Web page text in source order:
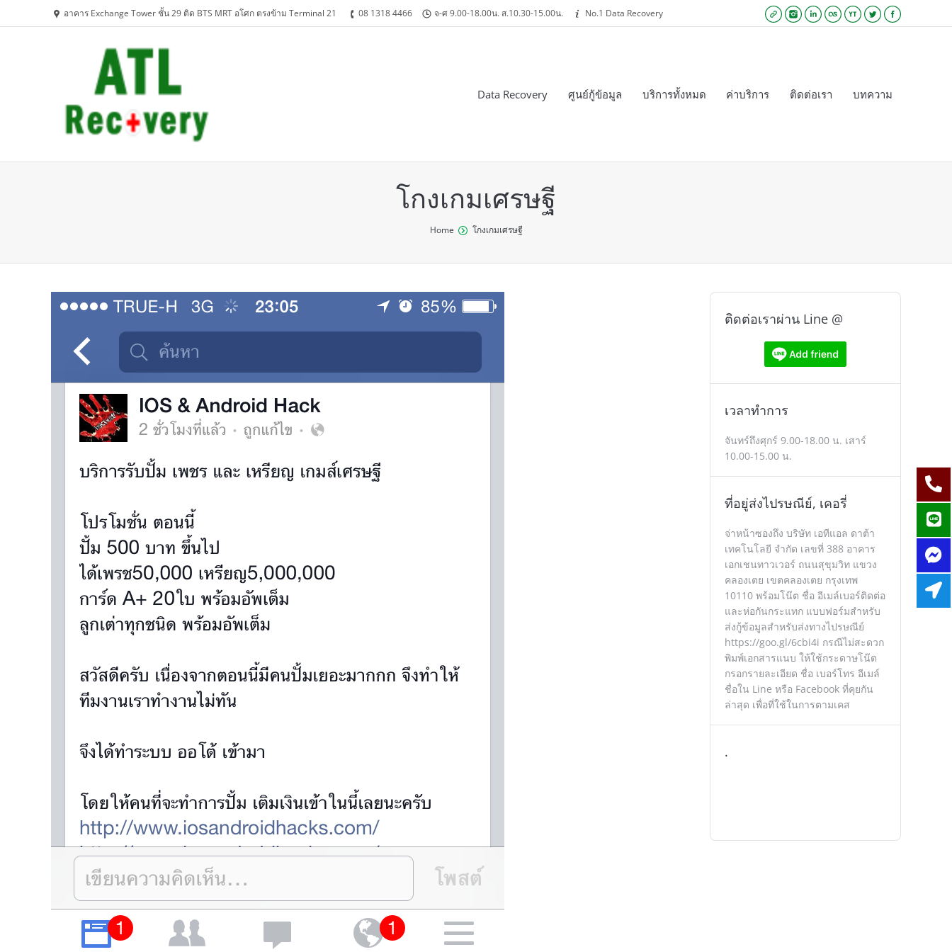
อาคาร Exchange Tower ชั้น 29 ติด BTS MRT อโศก ตรงข้าม Terminal 21 08 1318 4466 จ-ศ 9.00-18.00น. ส.10.30-15.00น. No.1 Data Recovery Twitter
YouTube
Lastfm
Linkedin
Instagram
Website
Data Recovery ศูนย์กู้ข้อมูล บริการทั้งหมด ค่าบริการ ติดต่อเรา บทความ
โกงเกมเศรษฐี
Home โกงเกมเศรษฐี
ติดต่อเราผ่าน Line @
เวลาทำการ
จันทร์ถึงศุกร์ 9.00-18.00 น. เสาร์
10.00-15.00 น.
ที่อยู่ส่งไปรษณีย์, เคอรี่
จ่าหน้าซองถึง บริษัท เอทีแอล ดาต้า
เทคโนโลยี จำกัด เลขที่ 388 อาคาร
เอกเชนทาวเวอร์ ถนนสุขุมวิท แขวง
คลองเตย เขตคลองเตย กรุงเทพ
10110 พร้อมโน๊ต ชื่อ อีเมล์เบอร์ติดต่อ
และห่อกันกระแทก แบบฟอร์มสำหรับ
ส่งกู้ข้อมูลสำหรับส่งทางไปรษณีย์
https://goo.gl/6cbi4i กรณีไม่สะดวก
พิมพ์เอกสารแนบ ให้ใช้กระดาษโน๊ต
กรอกรายละเอียด ชื่อ เบอร์โทร อีเมล์
ชื่อใน Line หรือ Facebook ที่คุยกัน
ล่าสุด เพื่อที่ใช้ในการตามเคส
.